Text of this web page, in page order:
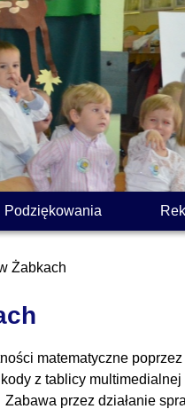
Podziękowania
Żabkach
matematyczne
z tablicy
przez działanie